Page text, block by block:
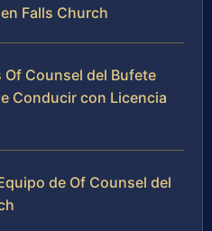
Falls Church
Of Counsel del Bufete
Conducir con Licencia
de Of Counsel del